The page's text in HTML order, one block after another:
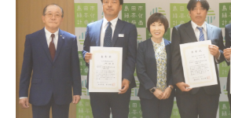
協力会社の皆様へ
企業情報
事業内容